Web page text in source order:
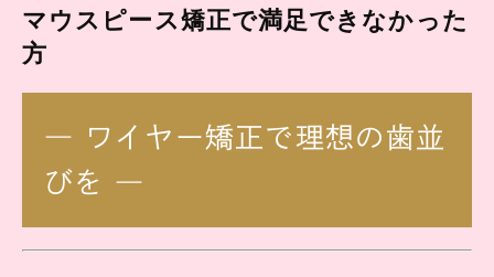
マウスピース矯正で満足できなかった
方
― ワイヤー矯正で理想の歯並
びを ―